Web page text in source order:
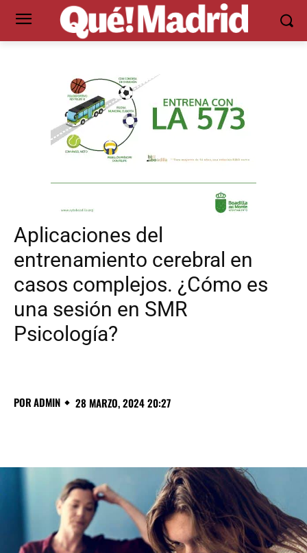
Aplicaciones del
entrenamiento cerebral en
casos complejos. ¿Cómo es
una sesión en SMR
Psicología?
PORADMIN 28 MARZO, 2024 20:27